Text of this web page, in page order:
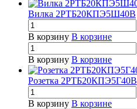
Вилка 2РТБ20КПЭ5Ш40В
В корзину В корзине
В корзину В корзине
Розетка 2РТБ20КПЭ5Г40В
В корзину В корзине